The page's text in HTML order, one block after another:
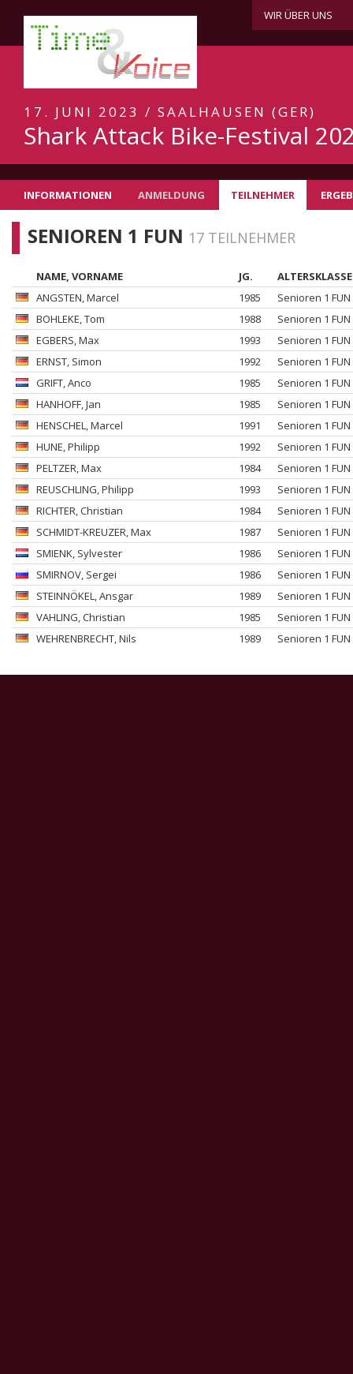
WIR ÜBER UNS
17. JUNI 2023 / SAALHAUSEN (GER)
Shark Attack Bike-Festival
INFORMATIONEN ANMELDUNG TEILNEHMER
SENIOREN 1 FUN 17 TEILNEHMER
NAME, VORNAME JG.
ALTERSKLASSE
ANGSTEN, Marcel 1985
Senioren 1 FUN
BOHLEKE, Tom 1988
Senioren 1 FUN
EGBERS, Max 1993
Senioren 1 FUN
ERNST, Simon 1992
Senioren 1 FUN
GRIFT, Anco 1985
Senioren 1 FUN
HANHOFF, Jan 1985
Senioren 1 FUN
HENSCHEL, Marcel 1991
Senioren 1 FUN
HUNE, Philipp 1992
Senioren 1 FUN
PELTZER, Max 1984
Senioren 1 FUN
REUSCHLING, Philipp 1993
Senioren 1 FUN
RICHTER, Christian 1984
Senioren 1 FUN
SCHMIDT-KREUZER, Max 1987
Senioren 1 FUN
SMIENK, Sylvester 1986
Senioren 1 FUN
SMIRNOV, Sergei 1986
Senioren 1 FUN
STEINNÖKEL, Ansgar 1989
Senioren 1 FUN
VAHLING, Christian 1985
Senioren 1 FUN
WEHRENBRECHT, Nils 1989 Senioren 1 FUN